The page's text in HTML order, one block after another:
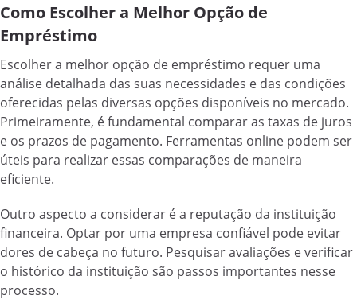
Como Escolher a Melhor Opção de
Empréstimo
Escolher a melhor opção de empréstimo requer uma
análise detalhada das suas necessidades e das condições
oferecidas pelas diversas opções disponíveis no mercado.
Primeiramente, é fundamental comparar as taxas de juros
e os prazos de pagamento. Ferramentas online podem ser
úteis para realizar essas comparações de maneira
eficiente.
Outro aspecto a considerar é a reputação da instituição
financeira. Optar por uma empresa confiável pode evitar
dores de cabeça no futuro. Pesquisar avaliações e verificar
o histórico da instituição são passos importantes nesse
processo.